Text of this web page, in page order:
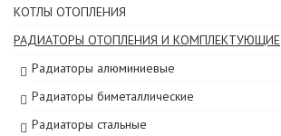
КОТЛЫ ОТОПЛЕНИЯ
РАДИАТОРЫ ОТОПЛЕНИЯ И КОМПЛЕКТУЮЩИЕ
Радиаторы алюминиевые
Радиаторы биметаллические
Радиаторы стальные